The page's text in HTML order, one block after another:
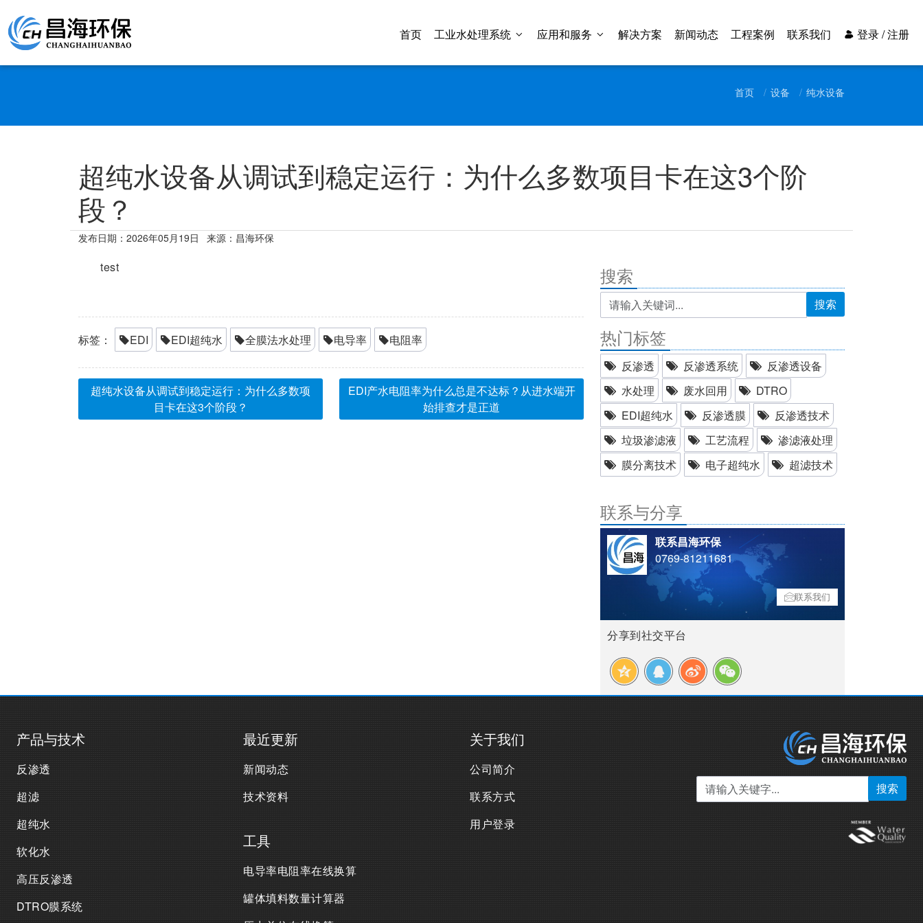
首页 工业水处理系统 应用和服务 解决方案 新闻动态 工程案例 联系我们 登录 / 注册
首页 设备 纯水设备
超纯水设备从调试到稳定运行：为什么多数项目卡在这3个阶
段？
发布日期： 2026年05月19日 来源：昌海环保
test
标签： EDI EDI超纯水 全膜法水处理 电导率 电阻率
超纯水设备从调试到稳定运行：为什么多数项
目卡在这3个阶段？
EDI产水电阻率为什么总是不达标？从进水端开
始排查才是正道
搜索
搜索
热门标签
反渗透 反渗透系统
反渗透设备
水处理
废水回用
DTRO
EDI超纯水
反渗透膜
反渗透技术
垃圾渗滤液
工艺流程
渗滤液处理
膜分离技术
电子超纯水 超滤技术
联系与分享
联系昌海环保
0769-81211681
联系我们
分享到社交平台
产品与技术
反渗透
超滤
超纯水
软化水
高压反渗透
DTRO膜系统
最近更新
新闻动态
技术资料
工具
电导率电阻率在线换算
罐体填料数量计算器
关于我们
公司简介
联系方式
用户登录
搜索